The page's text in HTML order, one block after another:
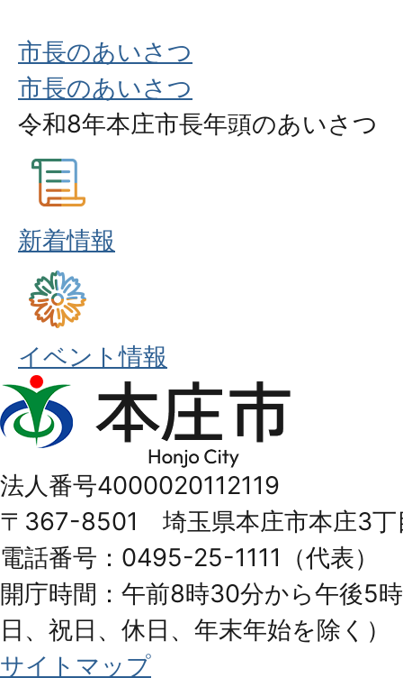
市長のあいさつ
市長のあいさつ
令和8年本庄市長年頭のあいさつ
新着情報
イベント情報
本
庄
Honjo
City
法人番号4000020112119
〒367-8501 埼玉県本庄市本庄3丁
電話番号：0495-25-1111（代表）
開庁時間：午前8時30分から午後5
日、祝日、休日、年末年始を除く）
サイトマップ